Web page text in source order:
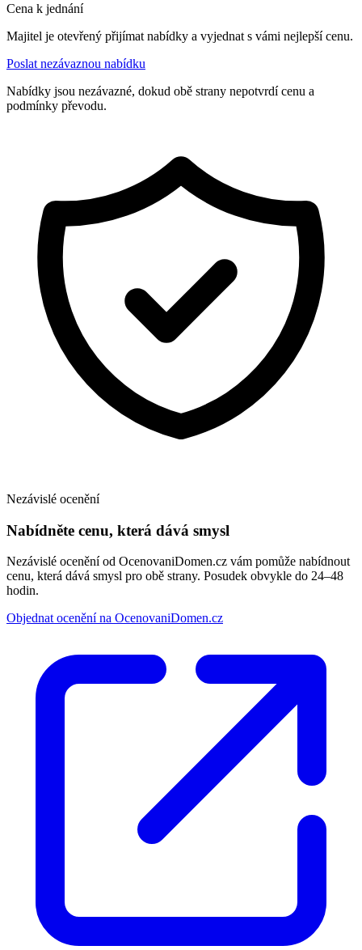
Cena k jednání
Majitel je otevřený přijímat nabídky a vyjednat s vámi nejlepší cenu.
Poslat nezávaznou nabídku
Nabídky jsou nezávazné, dokud obě strany nepotvrdí cenu a
podmínky převodu.
Nezávislé ocenění
Nabídněte cenu, která dává smysl
Nezávislé ocenění od OcenovaniDomen.cz vám pomůže nabídnout
cenu, která dává smysl pro obě strany. Posudek obvykle do 24–48
hodin.
Objednat ocenění na OcenovaniDomen.cz